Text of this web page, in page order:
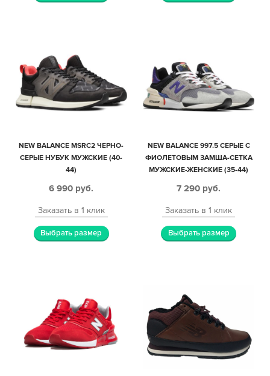
NEW BALANCE MSRC2 ЧЕРНО-
СЕРЫЕ НУБУК МУЖСКИЕ (40-
44)
6 990 руб.
Заказать в 1 клик
Выбрать размер
NEW BALANCE 997.5 СЕРЫЕ С
ФИОЛЕТОВЫМ ЗАМША-СЕТКА
МУЖСКИЕ-ЖЕНСКИЕ (35-44)
7 290 руб.
Заказать в 1 клик
Выбрать размер